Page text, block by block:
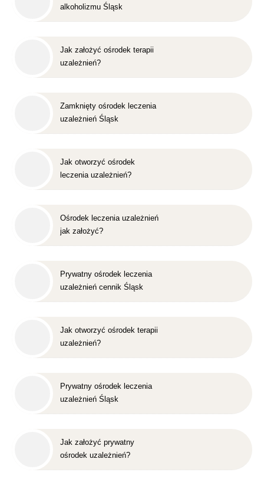
alkoholizmu Śląsk
Jak założyć ośrodek terapii
uzależnień?
Zamknięty ośrodek leczenia
uzależnień Śląsk
Jak otworzyć ośrodek
leczenia uzależnień?
Ośrodek leczenia uzależnień
jak założyć?
Prywatny ośrodek leczenia
uzależnień cennik Śląsk
Jak otworzyć ośrodek terapii
uzależnień?
Prywatny ośrodek leczenia
uzależnień Śląsk
Jak założyć prywatny
ośrodek uzależnień?